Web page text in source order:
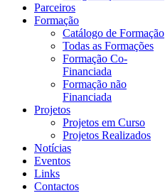
Parceiros
Formação
Catálogo de Formação
Todas as Formações
Formação Co-
Financiada
Formação não
Financiada
Projetos
Projetos em Curso
Projetos Realizados
Notícias
Eventos
Links
Contactos